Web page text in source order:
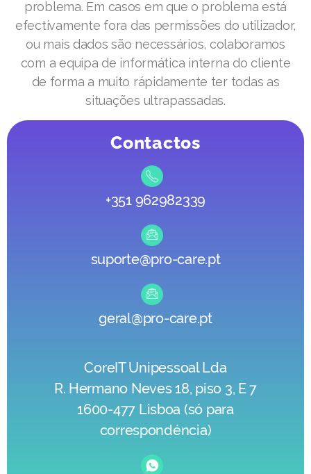
problema. Em casos em que o problema está
efectivamente fora das permissões do utilizador,
ou mais dados são necessários, colaboramos
com a equipa de informática interna do cliente
de forma a muito rápidamente ter todas as
situações ultrapassadas.
Contactos
+351 962982339
suporte@pro-care.pt
geral@pro-care.pt
CoreIT Unipessoal Lda
R. Hermano Neves 18, piso 3, E 7
1600-477 Lisboa (só para
correspondéncia)